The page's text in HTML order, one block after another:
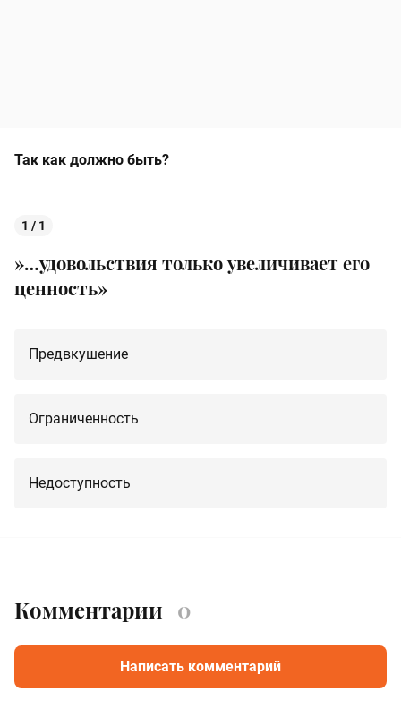
Так как должно быть?
1 / 1
»…удовольствия только увеличивает его
ценность»
Предвкушение
Ограниченность
Недоступность
Комментарии 0
Написать комментарий